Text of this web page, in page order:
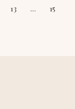
13 …
15